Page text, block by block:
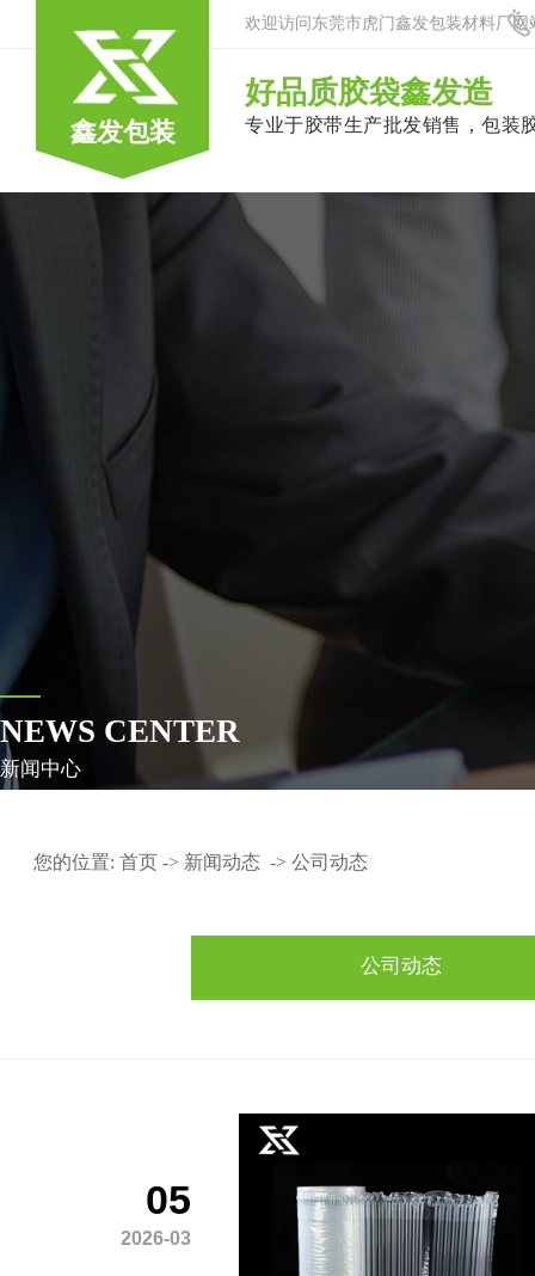
欢迎访问东莞市虎门鑫发包装材料厂
鑫发包装
好品质胶袋鑫发造
专业于胶带生产批发销售，包装
NEWS CENTER
新闻中心
您的位置: 首页 -> 新闻动态 -> 公司动态
公司动态
05
2026-03